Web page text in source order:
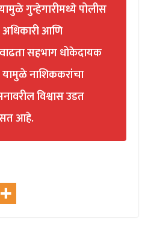
गुन्हेगारीमध्ये पोलीस
अधिकारी आणि
वाढता सहभाग धोकेदायक
नाशिककरांचा
विश्वास उडत
आहे.